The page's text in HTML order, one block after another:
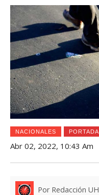
NACIONALES PORTADA
Abr 02, 2022, 10:43 Am
Por Redacción UH